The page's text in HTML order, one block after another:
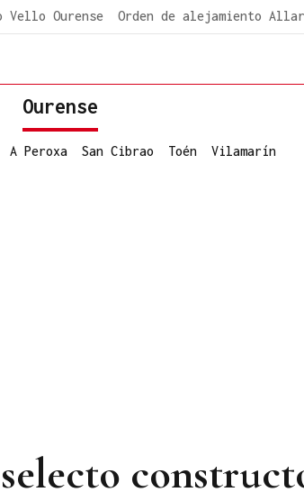
Vello Ourense Orden de alejamiento
Ourense
A Peroxa San Cibrao Toén Vilamarín